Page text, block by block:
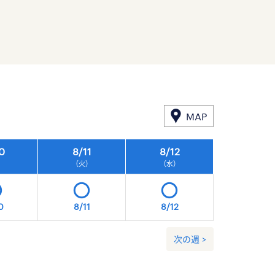
MAP
8/11
（火）
8/12
（水）
8/11 8/12
次の週 >